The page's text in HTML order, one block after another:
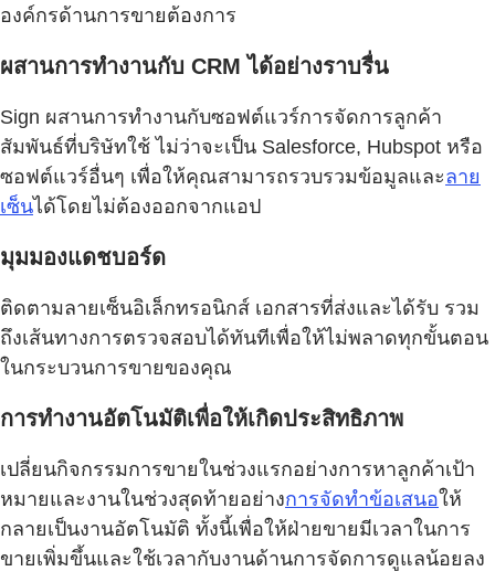
องค์กรด้านการขายต้องการ
ผสานการทำงานกับ CRM ได้อย่างราบรื่น
Sign ผสานการทำงานกับซอฟต์แวร์การจัดการลูกค้า
สัมพันธ์ที่บริษัทใช้ ไม่ว่าจะเป็น Salesforce, Hubspot หรือ
ซอฟต์แวร์อื่นๆ เพื่อให้คุณสามารถรวบรวมข้อมูลและลาย
เซ็นได้โดยไม่ต้องออกจากแอป
มุมมองแดชบอร์ด
ติดตามลายเซ็นอิเล็กทรอนิกส์ เอกสารที่ส่งและได้รับ รวม
ถึงเส้นทางการตรวจสอบได้ทันทีเพื่อให้ไม่พลาดทุกขั้นตอน
ในกระบวนการขายของคุณ
การทำงานอัตโนมัติเพื่อให้เกิดประสิทธิภาพ
เปลี่ยนกิจกรรมการขายในช่วงแรกอย่างการหาลูกค้าเป้า
หมายและงานในช่วงสุดท้ายอย่างการจัดทำข้อเสนอให้
กลายเป็นงานอัตโนมัติ ทั้งนี้เพื่อให้ฝ่ายขายมีเวลาในการ
ขายเพิ่มขึ้นและใช้เวลากับงานด้านการจัดการดูแลน้อยลง